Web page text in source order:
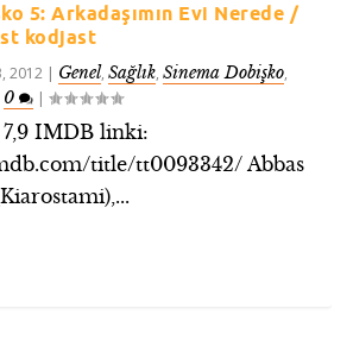
5: Arkadaşımın Evi Nerede /
kodjast
2012 | Genel,Sağlık,Sinema Dobişko,
0 |
IMDB linki:
title/tt0093342/ Abbas